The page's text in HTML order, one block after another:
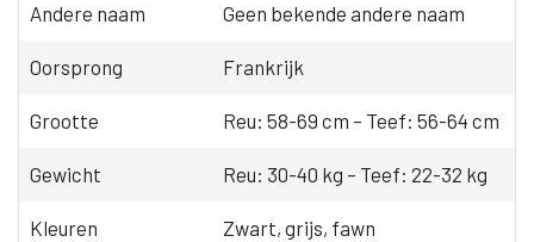
Andere naam Geen bekende andere naam
Oorsprong Frankrijk
Grootte Reu: 58-69 cm – Teef: 56-64 cm
Gewicht Reu: 30-40 kg – Teef: 22-32 kg
Kleuren Zwart, grijs, fawn